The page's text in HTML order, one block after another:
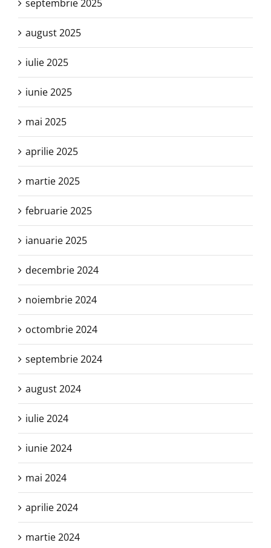
septembrie 2025
august 2025
iulie 2025
iunie 2025
mai 2025
aprilie 2025
martie 2025
februarie 2025
ianuarie 2025
decembrie 2024
noiembrie 2024
octombrie 2024
septembrie 2024
august 2024
iulie 2024
iunie 2024
mai 2024
aprilie 2024
martie 2024